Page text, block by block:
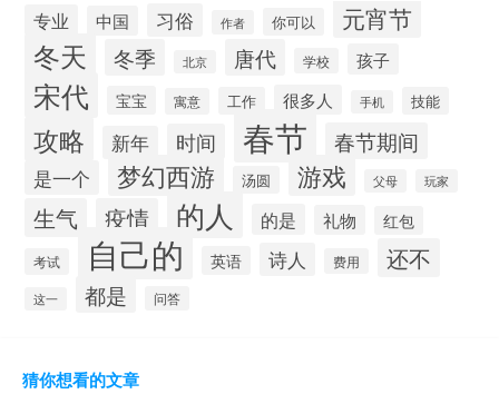
专业 中国 习俗 作者 你可以 元宵节
冬天 冬季 北京 唐代 学校 孩子
宋代 宝宝 寓意 工作 很多人 手机 技能
攻略 新年 时间 春节 春节期间
是一个 梦幻西游 汤圆 游戏 父母 玩家
生气 疫情 的人 的是 礼物 红包
考试 自己的 英语 诗人 费用 还不
这一 都是 问答
猜你想看的文章